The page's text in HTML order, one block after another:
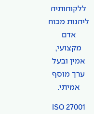
ללקוחותיה
ליהנות מכוח
אדם
מקצועי,
אמין ובעל
ערך מוסף
אמיתי.
ISO 27001